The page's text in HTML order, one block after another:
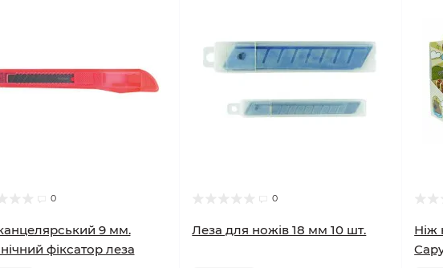
0
9 мм.
фіксатор леза
0
Леза для ножів 18 мм 10 шт.
Ніж